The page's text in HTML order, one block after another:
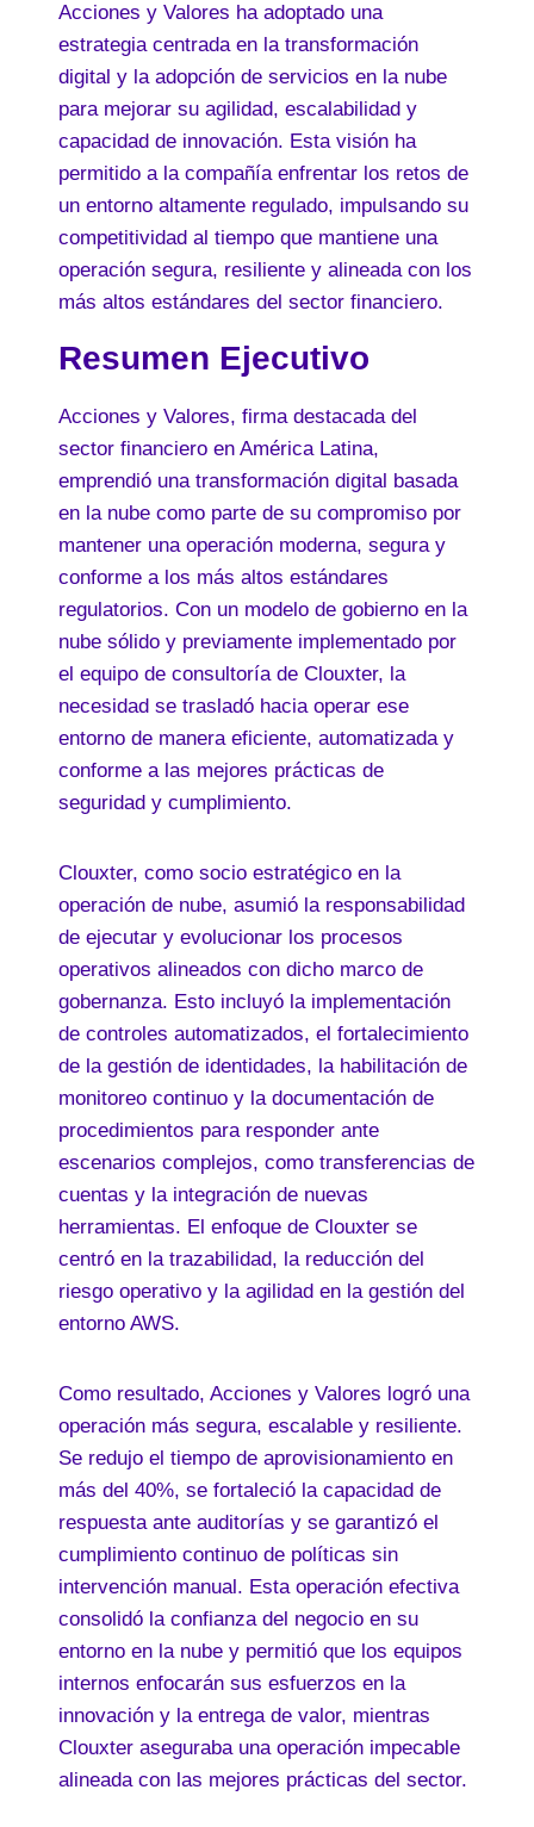
Acciones y Valores ha adoptado una
estrategia centrada en la transformación
digital y la adopción de servicios en la nube
para mejorar su agilidad, escalabilidad y
capacidad de innovación. Esta visión ha
permitido a la compañía enfrentar los retos de
un entorno altamente regulado, impulsando su
competitividad al tiempo que mantiene una
operación segura, resiliente y alineada con los
más altos estándares del sector financiero.
Resumen Ejecutivo
Acciones y Valores, firma destacada del
sector financiero en América Latina,
emprendió una transformación digital basada
en la nube como parte de su compromiso por
mantener una operación moderna, segura y
conforme a los más altos estándares
regulatorios. Con un modelo de gobierno en la
nube sólido y previamente implementado por
el equipo de consultoría de Clouxter, la
necesidad se trasladó hacia operar ese
entorno de manera eficiente, automatizada y
conforme a las mejores prácticas de
seguridad y cumplimiento.
Clouxter, como socio estratégico en la
operación de nube, asumió la responsabilidad
de ejecutar y evolucionar los procesos
operativos alineados con dicho marco de
gobernanza. Esto incluyó la implementación
de controles automatizados, el fortalecimiento
de la gestión de identidades, la habilitación de
monitoreo continuo y la documentación de
procedimientos para responder ante
escenarios complejos, como transferencias de
cuentas y la integración de nuevas
herramientas. El enfoque de Clouxter se
centró en la trazabilidad, la reducción del
riesgo operativo y la agilidad en la gestión del
entorno AWS.
Como resultado, Acciones y Valores logró una
operación más segura, escalable y resiliente.
Se redujo el tiempo de aprovisionamiento en
más del 40%, se fortaleció la capacidad de
respuesta ante auditorías y se garantizó el
cumplimiento continuo de políticas sin
intervención manual. Esta operación efectiva
consolidó la confianza del negocio en su
entorno en la nube y permitió que los equipos
internos enfocarán sus esfuerzos en la
innovación y la entrega de valor, mientras
Clouxter aseguraba una operación impecable
alineada con las mejores prácticas del sector.